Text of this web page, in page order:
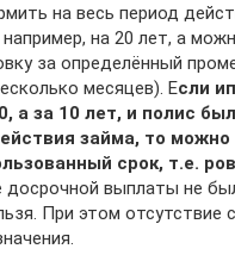
на весь период
на 20 лет, а
за определённый
месяцев). Если
а за 10 лет, и полис
займа, то можно
срок, т.е.
досрочной выплаты не
При этом отсутствие